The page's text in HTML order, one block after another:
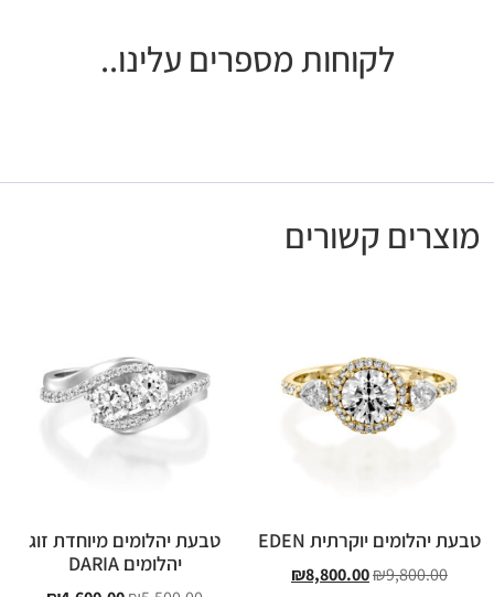
לקוחות מספרים עלינו..
מוצרים קשורים
טבעת יהלומים יוקרתית EDEN
₪9,800.00
₪8,800.00
טבעת יהלומים מיוחדת זוג
יהלומים DARIA